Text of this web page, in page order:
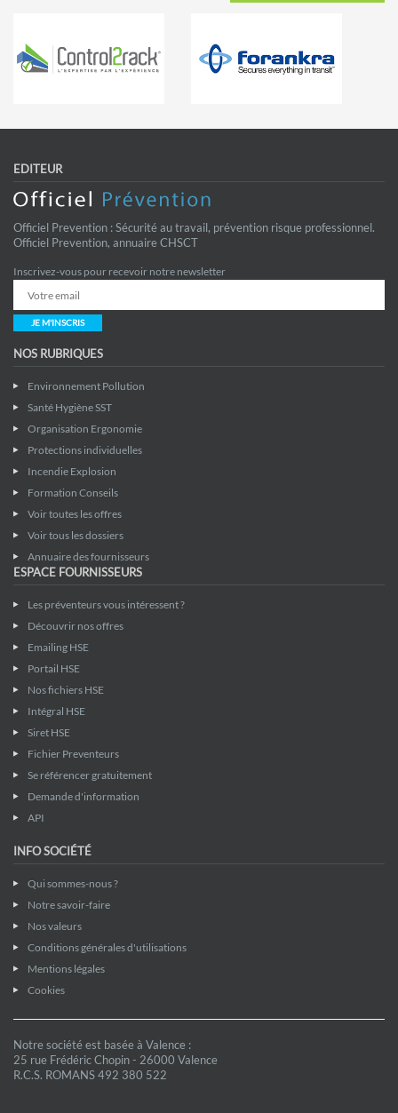
EDITEUR
Officiel Prevention : Sécurité au travail, prévention risque professionnel.
Officiel Prevention, annuaire CHSCT
Inscrivez-vous pour recevoir notre newsletter
JE M'INSCRIS
NOS RUBRIQUES
Environnement Pollution
Santé Hygiène SST
Organisation Ergonomie
Protections individuelles
Incendie Explosion
Formation Conseils
Voir toutes les offres
Voir tous les dossiers
Annuaire des fournisseurs
ESPACE FOURNISSEURS
Les préventeurs vous intéressent ?
Découvrir nos offres
Emailing HSE
Portail HSE
Nos fichiers HSE
Intégral HSE
Siret HSE
Fichier Preventeurs
Se référencer gratuitement
Demande d'information
API
INFO SOCIÉTÉ
Qui sommes-nous ?
Notre savoir-faire
Nos valeurs
Conditions générales d'utilisations
Mentions légales
Cookies
Notre société est basée à Valence :
25 rue Frédéric Chopin - 26000 Valence
R.C.S. ROMANS 492 380 522